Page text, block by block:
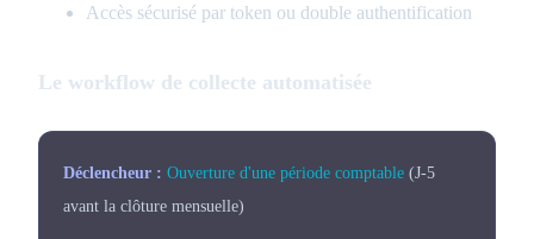
Accès sécurisé par token ou double authentification
Le workflow de collecte automatisée
Déclencheur : Ouverture d'une période comptable (J-5
avant la clôture mensuelle)